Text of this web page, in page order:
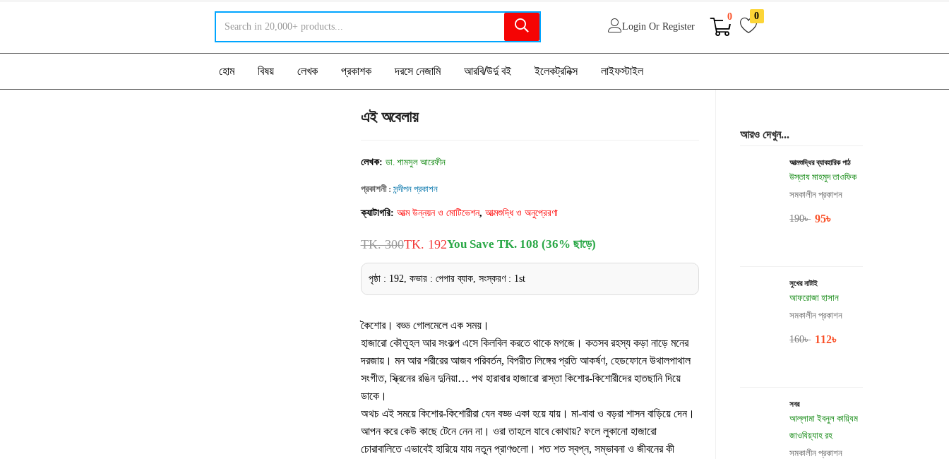
Login Or Register
0 0
হোম বিষয় লেখক প্রকাশক দরসে নেজামি আরবি/উর্দু বই ইলেকট্রনিক্স লাইফস্টাইল
আরও দেখুন...
আত্মশুদ্ধির ব্যাবহারিক পাঠ
উস্তায মাহমুদ তাওফিক
সমকালীন প্রকাশন
190৳ 95৳
সুখের নাটাই
আফরোজা হাসান
সমকালীন প্রকাশন
160৳ 112৳
সবর
আল্লামা ইবনুল কায়্যিম
জাওযিয়্যাহ রহ
সমকালীন প্রকাশন
এই অবেলায়
লেখক: ডা. শামসুল আরেফীন
প্রকাশনী : সন্দীপন প্রকাশন
ক্যাটাগরি: আত্ম উন্নয়ন ও মোটিভেশন, আত্মশুদ্ধি ও অনুপ্রেরণা
TK. 300TK. 192You Save TK. 108 (36% ছাড়ে)
পৃষ্ঠা : 192, কভার : পেপার ব্যাক, সংস্করণ : 1st
কৈশোর। বড্ড গোলমেলে এক সময়।
হাজারো কৌতূহল আর সংকল্প এসে কিলবিল করতে থাকে মগজে। কতসব রহস্য কড়া নাড়ে মনের
দরজায়। মন আর শরীরের আজব পরিবর্তন, বিপরীত লিঙ্গের প্রতি আকর্ষণ, হেডফোনে উথালপাথাল
সংগীত, স্ক্রিনের রঙিন দুনিয়া… পথ হারাবার হাজারো রাস্তা কিশোর-কিশোরীদের হাতছানি দিয়ে
ডাকে।
অথচ এই সময়ে কিশোর-কিশোরীরা যেন বড্ড একা হয়ে যায়। মা-বাবা ও বড়রা শাসন বাড়িয়ে দেন।
আপন করে কেউ কাছে টেনে নেন না। ওরা তাহলে যাবে কোথায়? ফলে লুকানো হাজারো
চোরাবালিতে এভাবেই হারিয়ে যায় নতুন প্রাণগুলো। শত শত স্বপ্ন, সম্ভাবনা ও জীবনের কী